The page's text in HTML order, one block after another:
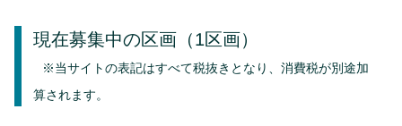
現在募集中の区画 （1区画）
※当サイトの表記はすべて税抜きとなり、消費税が別途加
算されます。